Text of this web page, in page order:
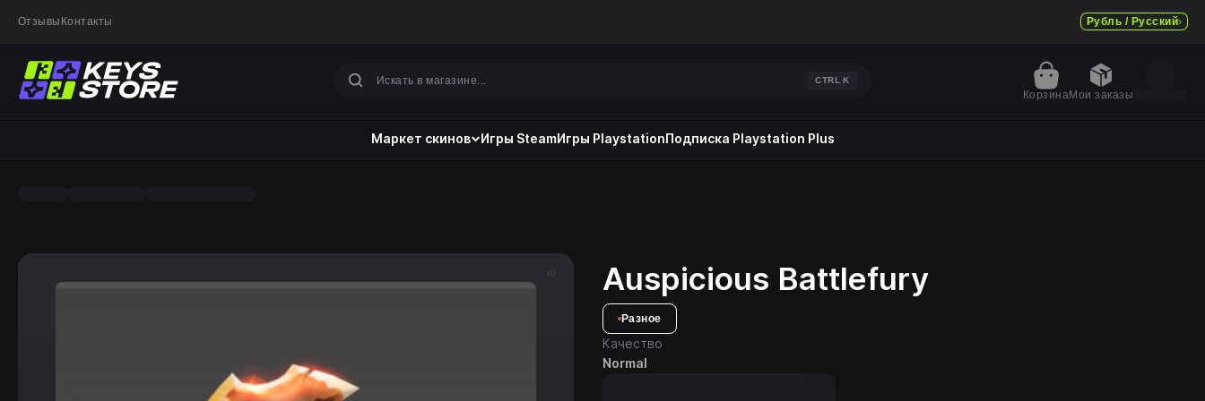
Отзывы Контакты Рубль / Русский
CTRL K
КорзинаМои заказы
Маркет скинов Игры SteamИгры PlaystationПодписка Playstation Plus
x0 Auspicious Battlefury
Разное
Качество
Normal